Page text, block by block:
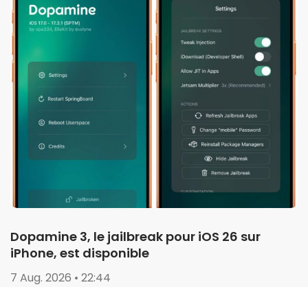
Dopamine 3, le jailbreak pour iOS 26 sur
iPhone, est disponible
7 Aug. 2026 • 22:44